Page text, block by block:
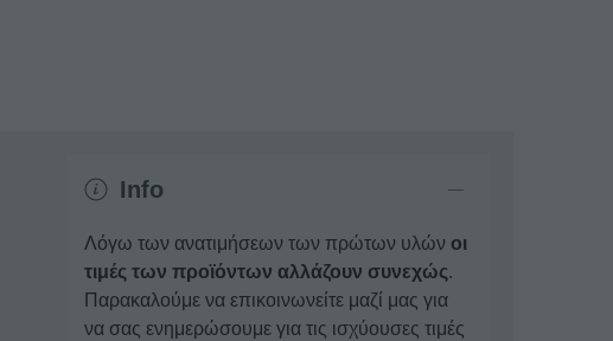
Info
Λόγω των ανατιμήσεων των πρώτων υλών οι
τιμές των προϊόντων αλλάζουν συνεχώς.
Παρακαλούμε να επικοινωνείτε μαζί μας για
να σας ενημερώσουμε για τις ισχύουσες τιμές